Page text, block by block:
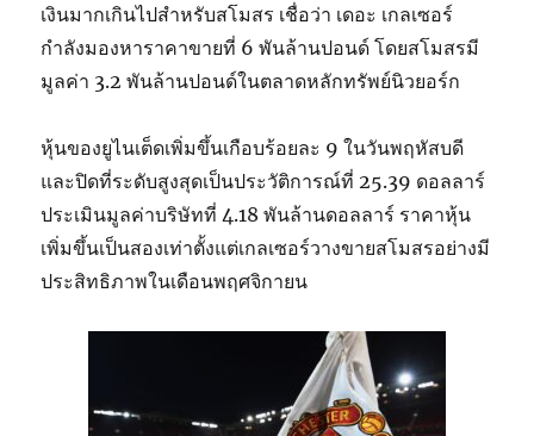
เงินมากเกินไปสำหรับสโมสร เชื่อว่า เดอะ เกลเซอร์
กำลังมองหาราคาขายที่ 6 พันล้านปอนด์ โดยสโมสรมี
มูลค่า 3.2 พันล้านปอนด์ในตลาดหลักทรัพย์นิวยอร์ก
หุ้นของยูไนเต็ดเพิ่มขึ้นเกือบร้อยละ 9 ในวันพฤหัสบดี
และปิดที่ระดับสูงสุดเป็นประวัติการณ์ที่ 25.39 ดอลลาร์
ประเมินมูลค่าบริษัทที่ 4.18 พันล้านดอลลาร์ ราคาหุ้น
เพิ่มขึ้นเป็นสองเท่าตั้งแต่เกลเซอร์วางขายสโมสรอย่างมี
ประสิทธิภาพในเดือนพฤศจิกายน